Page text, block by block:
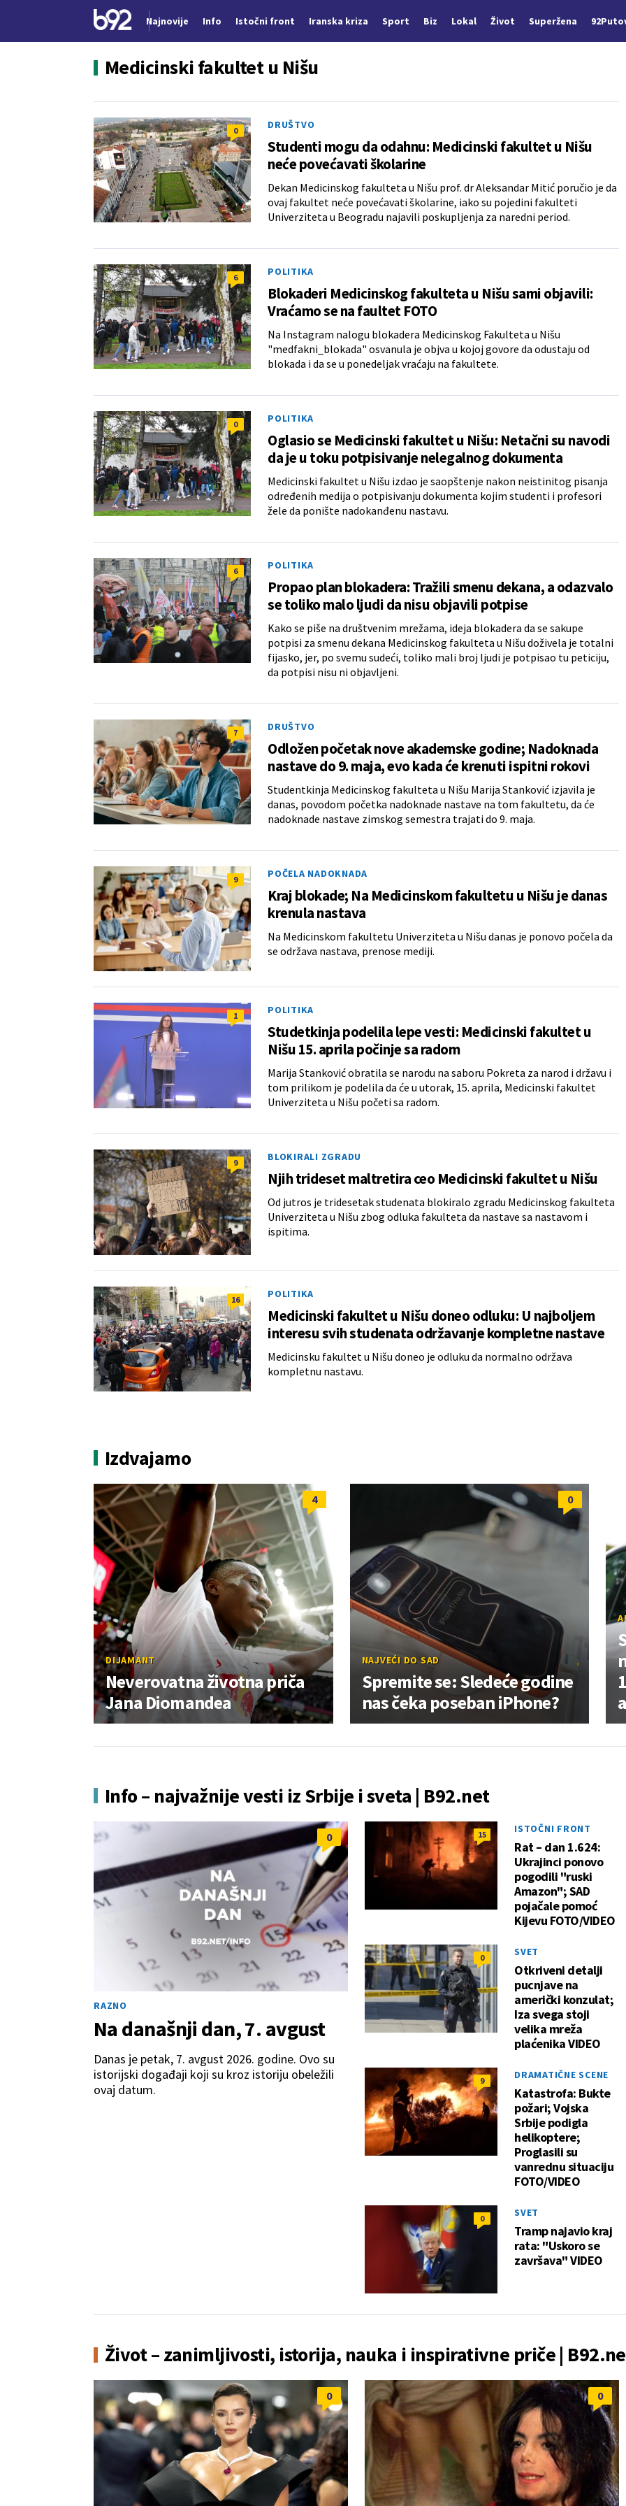
Najnovije Info Istočni front Iranska kriza Sport Biz Lokal Život Superžena
Medicinski fakultet u Nišu
0 DRUŠTVO
Studenti mogu da odahnu: Medicinski fakultet u Nišu
neće povećavati školarine
Dekan Medicinskog fakulteta u Nišu prof. dr Aleksandar Mitić poručio je da
ovaj fakultet neće povećavati školarine, iako su pojedini fakulteti
Univerziteta u Beogradu najavili poskupljenja za naredni period.
6 POLITIKA
Blokaderi Medicinskog fakulteta u Nišu sami objavili:
Vraćamo se na faultet FOTO
Na Instagram nalogu blokadera Medicinskog Fakulteta u Nišu
"medfakni_blokada" osvanula je objva u kojoj govore da odustaju od
blokada i da se u ponedeljak vraćaju na fakultete.
0 POLITIKA
Oglasio se Medicinski fakultet u Nišu: Netačni su navodi
da je u toku potpisivanje nelegalnog dokumenta
Medicinski fakultet u Nišu izdao je saopštenje nakon neistinitog pisanja
određenih medija o potpisivanju dokumenta kojim studenti i profesori
žele da ponište nadokanđenu nastavu.
6 POLITIKA
Propao plan blokadera: Tražili smenu dekana, a odazvalo
se toliko malo ljudi da nisu objavili potpise
Kako se piše na društvenim mrežama, ideja blokadera da se sakupe
potpisi za smenu dekana Medicinskog fakulteta u Nišu doživela je totalni
fijasko, jer, po svemu sudeći, toliko mali broj ljudi je potpisao tu peticiju,
da potpisi nisu ni objavljeni.
7 DRUŠTVO
Odložen početak nove akademske godine; Nadoknada
nastave do 9. maja, evo kada će krenuti ispitni rokovi
Studentkinja Medicinskog fakulteta u Nišu Marija Stanković izjavila je
danas, povodom početka nadoknade nastave na tom fakultetu, da će
nadoknade nastave zimskog semestra trajati do 9. maja.
9 POČELA NADOKNADA
Kraj blokade; Na Medicinskom fakultetu u Nišu je danas
krenula nastava
Na Medicinskom fakultetu Univerziteta u Nišu danas je ponovo počela da
se održava nastava, prenose mediji.
1 POLITIKA
Studetkinja podelila lepe vesti: Medicinski fakultet u
Nišu 15. aprila počinje sa radom
Marija Stanković obratila se narodu na saboru Pokreta za narod i državu i
tom prilikom je podelila da će u utorak, 15. aprila, Medicinski fakultet
Univerziteta u Nišu početi sa radom.
9 BLOKIRALI ZGRADU
Njih trideset maltretira ceo Medicinski fakultet u Nišu
Od jutros je tridesetak studenata blokiralo zgradu Medicinskog fakulteta
Univerziteta u Nišu zbog odluka fakulteta da nastave sa nastavom i
ispitima.
16 POLITIKA
Medicinski fakultet u Nišu doneo odluku: U najboljem
interesu svih studenata održavanje kompletne nastave
Medicinsku fakultet u Nišu doneo je odluku da normalno održava
kompletnu nastavu.
Izdvajamo
4
DIJAMANT
Neverovatna životna priča
Jana Diomandea
0
NAJVEĆI DO SAD
Spremite se: Sledeće godine
nas čeka poseban iPhone?
Info – najvažnije vesti iz Srbije i sveta | B92.net
0
RAZNO
Na današnji dan, 7. avgust
Danas je petak, 7. avgust 2026. godine. Ovo su
istorijski događaji koji su kroz istoriju obeležili
ovaj datum.
15 ISTOČNI FRONT
Rat – dan 1.624:
Ukrajinci ponovo
pogodili "ruski
Amazon"; SAD
pojačale pomoć
Kijevu FOTO/VIDEO
0 SVET
Otkriveni detalji
pucnjave na
američki konzulat;
Iza svega stoji
velika mreža
plaćenika VIDEO
9 DRAMATIČNE SCENE
Katastrofa: Bukte
požari; Vojska
Srbije podigla
helikoptere;
Proglasili su
vanrednu situaciju
FOTO/VIDEO
0 SVET
Tramp najavio kraj
rata: "Uskoro se
završava" VIDEO
Život – zanimljivosti, istorija, nauka i inspirativne priče |
0 0